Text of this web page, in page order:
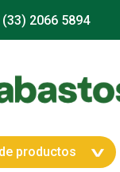
(33) 2066 5894
or ESC to close
productos